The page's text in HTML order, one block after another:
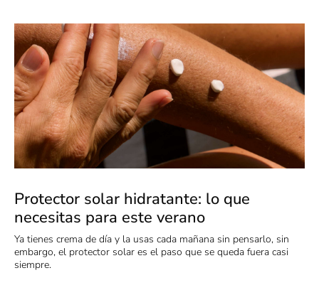
Protector solar hidratante: lo que
necesitas para este verano
Ya tienes crema de día y la usas cada mañana sin pensarlo, sin
embargo, el protector solar es el paso que se queda fuera casi
siempre.